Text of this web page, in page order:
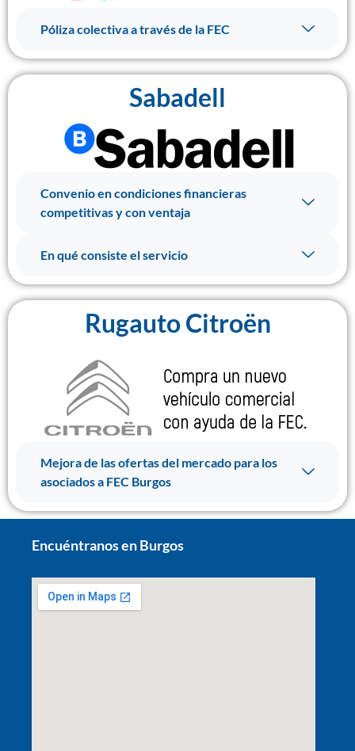
Póliza colectiva a través de la FEC
Sabadell
Convenio en condiciones financieras
competitivas y con ventaja
En qué consiste el servicio
Rugauto Citroën
Mejora de las ofertas del mercado para los
asociados a FEC Burgos
Encuéntranos en Burgos